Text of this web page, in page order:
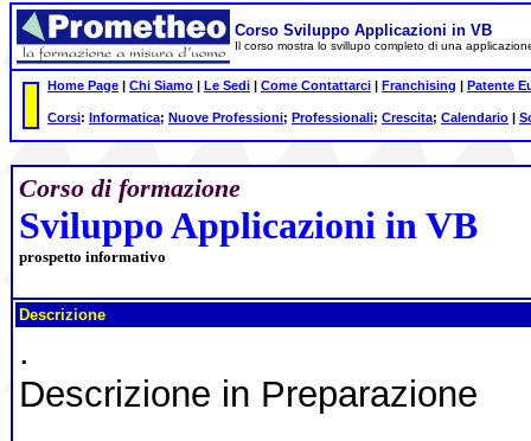
Corso Sviluppo Applicazioni in VB
Il corso mostra lo svillupo completo di una
Home Page | Chi Siamo | Le Sedi | Come Contattarci | Franchising | Patente
Corsi: Informatica; Nuove Professioni; Professionali; Crescita; Calendario |
Corso di formazione
Sviluppo Applicazioni in VB
prospetto informativo
Descrizione
.
Descrizione in Preparazione